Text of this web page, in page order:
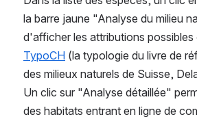
la barre jaune "Analyse du milieu
TypoCH (la typologie du livre de
des milieux naturels de Suisse,
Un clic sur "Analyse détaillée"
des habitats entrant en ligne de